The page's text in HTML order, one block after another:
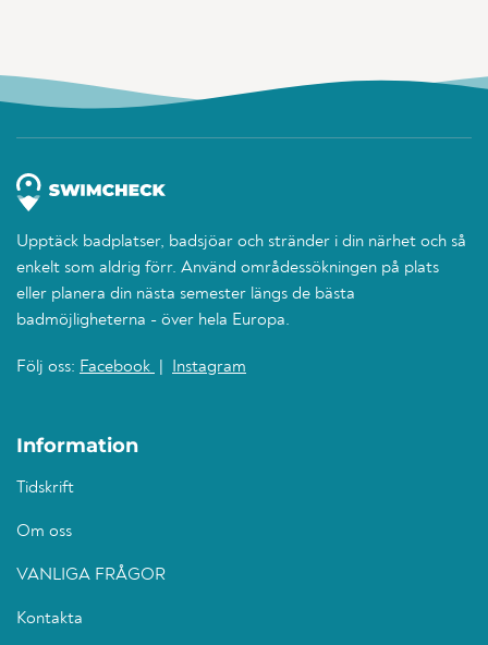
Upptäck badplatser, badsjöar och stränder i din närhet och så
enkelt som aldrig förr. Använd områdessökningen på plats
eller planera din nästa semester längs de bästa
badmöjligheterna - över hela Europa.
Följ oss: Facebook Instagram
Information
Tidskrift
Om oss
VANLIGA FRÅGOR
Kontakta